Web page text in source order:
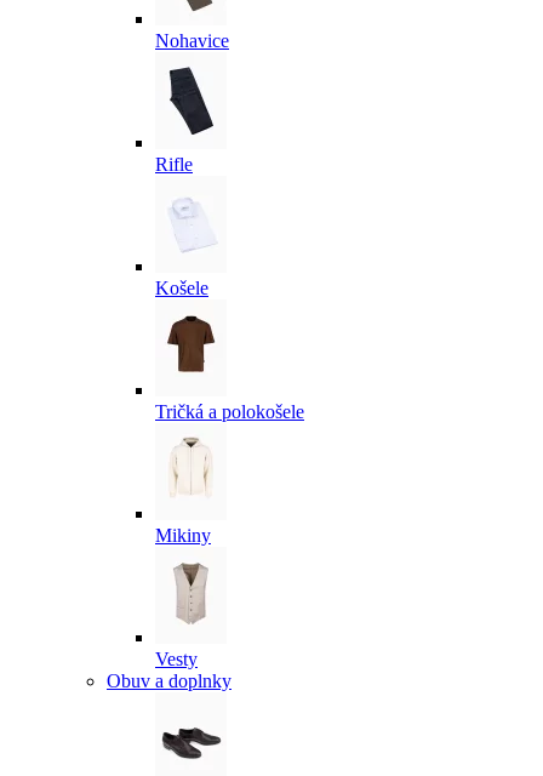
Nohavice
Rifle
Košele
Tričká a polokošele
Mikiny
Vesty
Obuv a doplnky